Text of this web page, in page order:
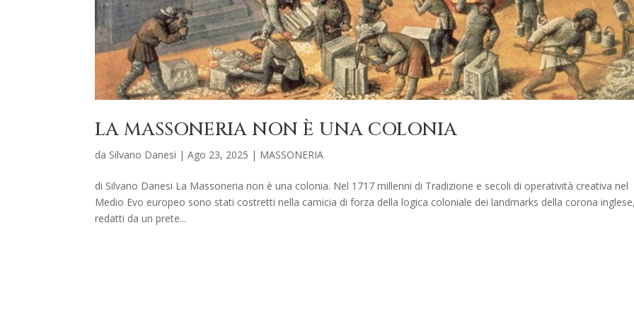
LA MASSONERIA NON È UNA COLONIA
da Silvano Danesi |Ago 23, 2025 | MASSONERIA
di Silvano Danesi La Massoneria non è una colonia. Nel 1717 millenni di Tradizione e secoli di operatività creativa nel
Medio Evo europeo sono stati costretti nella camicia di forza della logica coloniale dei landmarks della corona
redatti da un prete...